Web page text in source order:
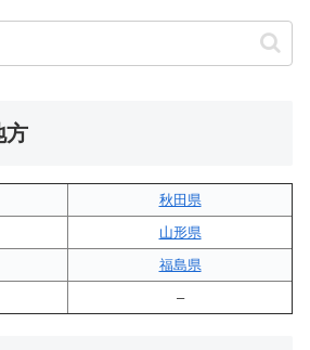
方
秋田県
山形県
福島県
–